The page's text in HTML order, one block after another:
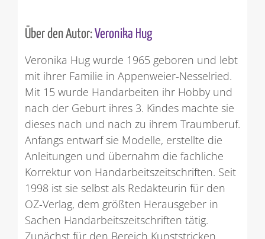
Über den Autor:Veronika Hug
Veronika Hug wurde 1965 geboren und lebt
mit ihrer Familie in Appenweier-Nesselried.
Mit 15 wurde Handarbeiten ihr Hobby und
nach der Geburt ihres 3. Kindes machte sie
dieses nach und nach zu ihrem Traumberuf.
Anfangs entwarf sie Modelle, erstellte die
Anleitungen und übernahm die fachliche
Korrektur von Handarbeitszeitschriften. Seit
1998 ist sie selbst als Redakteurin für den
OZ-Verlag, dem größten Herausgeber in
Sachen Handarbeitszeitschriften tätig.
Zunächst für den Bereich Kunststricken,